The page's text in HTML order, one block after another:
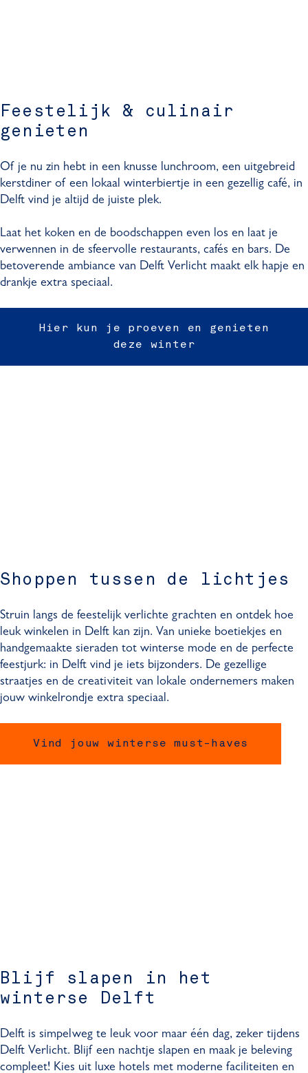
Feestelijk & culinair
genieten
Of je nu zin hebt in een knusse lunchroom, een uitgebreid
kerstdiner of een lokaal winterbiertje in een gezellig café, in
Delft vind je altijd de juiste plek.
Laat het koken en de boodschappen even los en laat je
verwennen in de sfeervolle restaurants, cafés en bars. De
betoverende ambiance van Delft Verlicht maakt elk hapje en
drankje extra speciaal.
Hier kun je proeven en genieten
deze winter
Shoppen tussen de lichtjes
Struin langs de feestelijk verlichte grachten en ontdek hoe
leuk winkelen in Delft kan zijn. Van unieke boetiekjes en
handgemaakte sieraden tot winterse mode en de perfecte
feestjurk: in Delft vind je iets bijzonders. De gezellige
straatjes en de creativiteit van lokale ondernemers maken
jouw winkelrondje extra speciaal.
Vind jouw winterse must-haves
Blijf slapen in het
winterse Delft
Delft is simpelweg te leuk voor maar één dag, zeker tijdens
Delft Verlicht. Blijf een nachtje slapen en maak je beleving
compleet! Kies uit luxe hotels met moderne faciliteiten en